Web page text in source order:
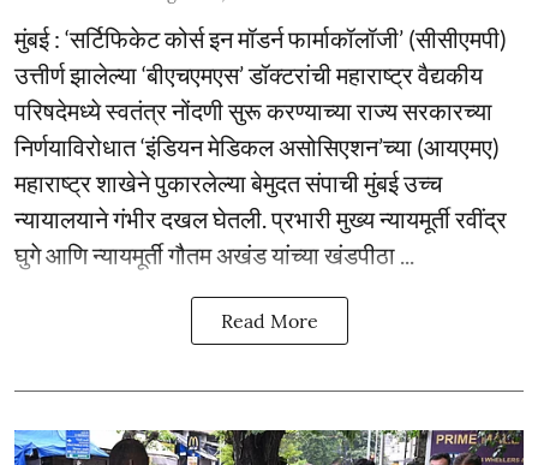
मुंबई : ‘सर्टिफिकेट कोर्स इन मॉडर्न फार्माकॉलॉजी’ (सीसीएमपी)
उत्तीर्ण झालेल्या ‘बीएचएमएस’ डॉक्टरांची महाराष्ट्र वैद्यकीय
परिषदेमध्ये स्वतंत्र नोंदणी सुरू करण्याच्या राज्य सरकारच्या
निर्णयाविरोधात ‘इंडियन मेडिकल असोसिएशन’च्या (आयएमए)
महाराष्ट्र शाखेने पुकारलेल्या बेमुदत संपाची मुंबई उच्च
न्यायालयाने गंभीर दखल घेतली. प्रभारी मुख्य न्यायमूर्ती रवींद्र
घुगे आणि न्यायमूर्ती गौतम अखंड यांच्या खंडपीठा ...
Read More